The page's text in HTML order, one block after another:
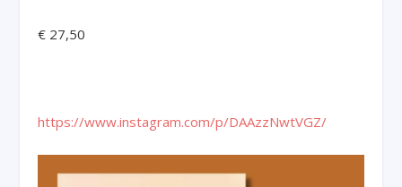
€ 27,50
https://www.instagram.com/p/DAAzzNwtVGZ/